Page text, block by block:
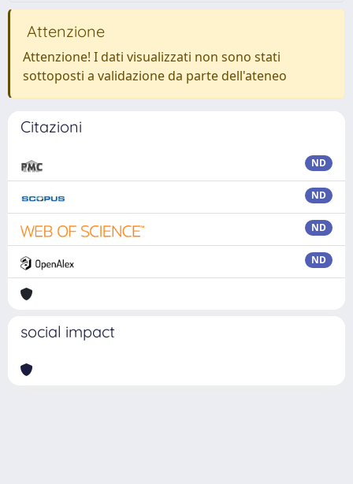
Attenzione
Attenzione! I dati visualizzati non sono stati
sottoposti a validazione da parte dell'ateneo
Citazioni
ND
ND
ND
ND
social impact